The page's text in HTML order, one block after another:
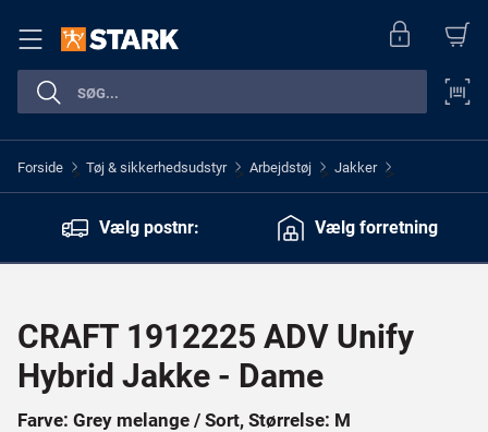
Forside > Tøj & sikkerhedsudstyr > Arbejdstøj > Jakker >
Vælg postnr: Vælg forretning
CRAFT 1912225 ADV Unify
Hybrid Jakke - Dame
Farve: Grey melange / Sort, Størrelse: M